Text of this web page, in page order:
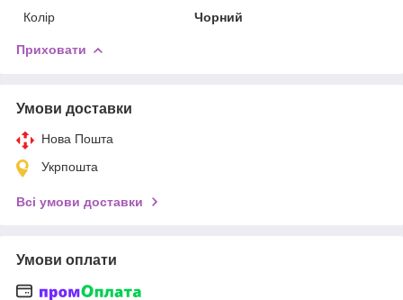
Колір
Чорний
Приховати
Умови доставки
Нова Пошта
Укрпошта
Всі умови доставки
Умови оплати